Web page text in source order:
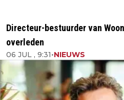
Directeur-bestuurder van
overleden
06 JUL , 9:31•NIEUWS